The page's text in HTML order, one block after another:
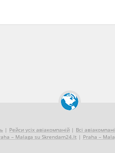
| Рейси усіх авіакомпаній | Всі
– Malaga su Skrendam24.lt | Praha –